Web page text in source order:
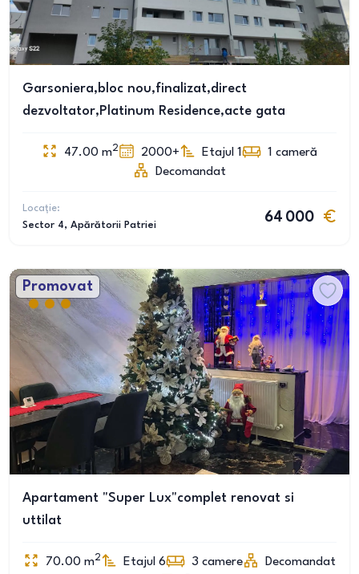
Garsoniera,bloc nou,finalizat,direct
dezvoltator,Platinum Residence,acte gata
47.00 m2 2000+ Etajul 1 1 cameră
Decomandat
Locație:
Sector 4, Apărătorii Patriei
64 000
Promovat
Apartament "Super Lux"complet renovat si
uttilat
70.00 m2 Etajul 6 3 camere
Decomandat